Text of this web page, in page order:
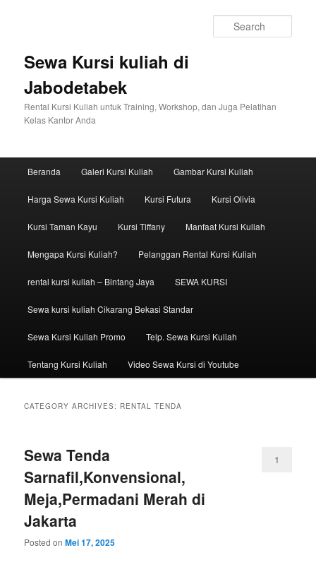
Sewa Kursi kuliah di
Jabodetabek
Rental Kursi Kuliah untuk Training, Workshop, dan Juga Pelatihan
Kelas Kantor Anda
Skip to primary content
Skip to secondary content
Beranda Galeri Kursi Kuliah Gambar Kursi Kuliah
Harga Sewa Kursi Kuliah Kursi Futura Kursi Olivia
Kursi Taman Kayu Kursi Tiffany Manfaat Kursi Kuliah
Mengapa Kursi Kuliah? Pelanggan Rental Kursi Kuliah
rental kursi kuliah – Bintang Jaya SEWA KURSI
Sewa kursi kuliah Cikarang Bekasi Standar
Sewa Kursi Kuliah Promo Telp. Sewa Kursi Kuliah
Tentang Kursi Kuliah Video Sewa Kursi di Youtube
CATEGORY ARCHIVES: RENTAL TENDA
Sewa Tenda
Sarnafil,Konvensional,
Meja,Permadani Merah di
Jakarta
Posted onMei 17, 2025
1